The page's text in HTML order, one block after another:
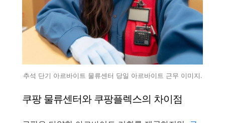
추석 단기 아르바이트 물류센터 당일 아르바이트 근무 이미지.
쿠팡 물류센터와 쿠팡플렉스의 차이점